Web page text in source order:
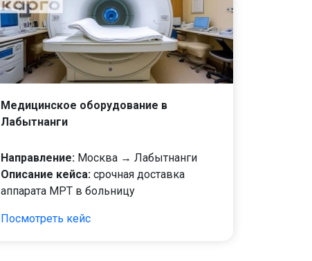
Медицинское оборудование в
Лабытнанги
Направление: Москва → Лабытнанги
Описание кейса: срочная доставка
аппарата МРТ в больницу
Посмотреть кейс